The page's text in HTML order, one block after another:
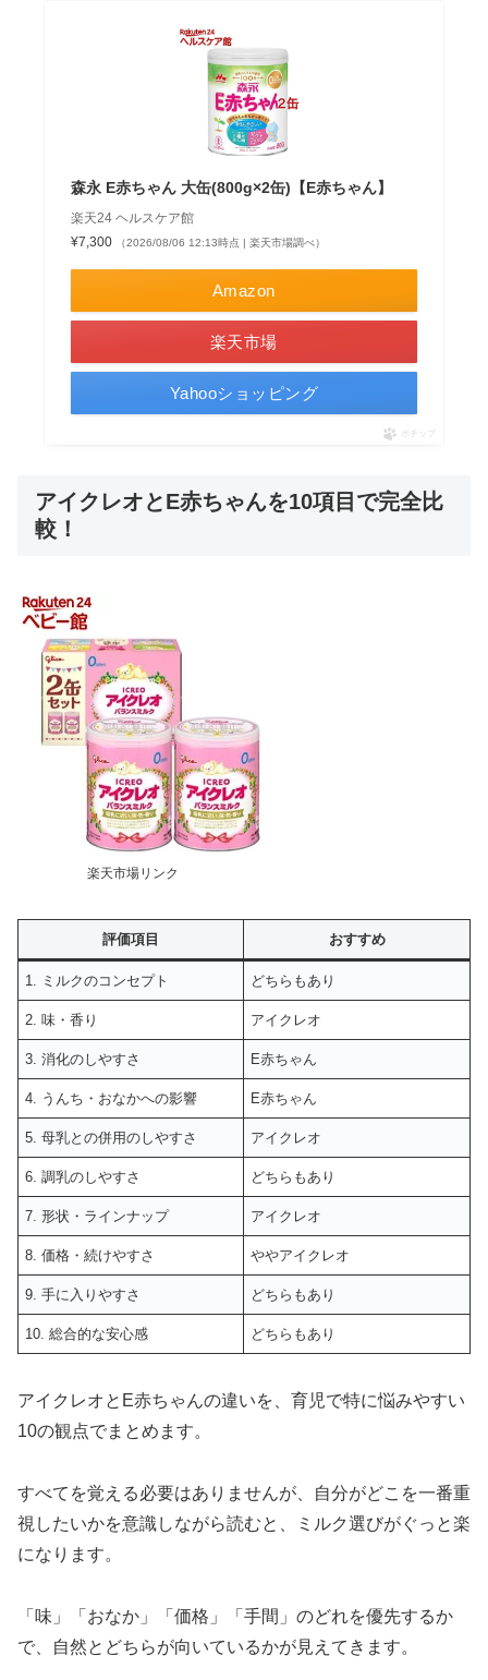
森永 E赤ちゃん 大缶(800g×2缶)【E赤ちゃん】
楽天24 ヘルスケア館
¥7,300
（2026/08/06 12:13時点 | 楽天市場調べ）
Amazon
楽天市場
Yahooショッピング
ポチップ
アイクレオとE赤ちゃんを10項目で完全比
較！
楽天市場リンク
評価項目 おすすめ
1. ミルクのコンセプト どちらもあり
2. 味・香り アイクレオ
3. 消化のしやすさ E赤ちゃん
4. うんち・おなかへの影響 E赤ちゃん
5. 母乳との併用のしやすさ アイクレオ
6. 調乳のしやすさ どちらもあり
7. 形状・ラインナップ アイクレオ
8. 価格・続けやすさ ややアイクレオ
9. 手に入りやすさ どちらもあり
10. 総合的な安心感 どちらもあり
アイクレオとE赤ちゃんの違いを、育児で特に悩みやすい
10の観点でまとめます。
すべてを覚える必要はありませんが、自分がどこを一番重
視したいかを意識しながら読むと、ミルク選びがぐっと楽
になります。
「味」「おなか」「価格」「手間」のどれを優先するか
で、自然とどちらが向いているかが見えてきます。